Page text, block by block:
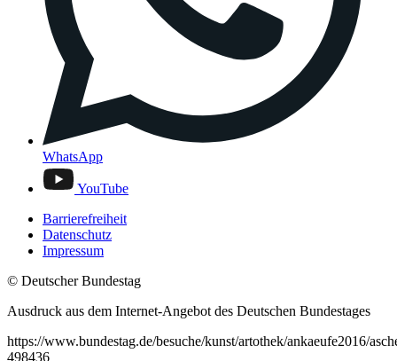
WhatsApp
YouTube
Barrierefreiheit
Datenschutz
Impressum
© Deutscher Bundestag
Ausdruck aus dem Internet-Angebot des Deutschen Bundestages
https://www.bundestag.de/besuche/kunst/artothek/ankaeufe2016/
498436